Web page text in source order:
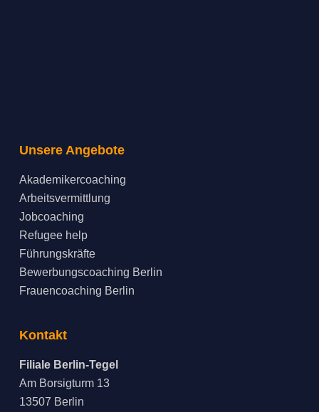
Unsere Angebote
Akademikercoaching
Arbeitsvermittlung
Jobcoaching
Refugee help
Führungskräfte
Bewerbungscoaching Berlin
Frauencoaching Berlin
Kontakt
Filiale Berlin-Tegel
Am Borsigturm 13
13507 Berlin